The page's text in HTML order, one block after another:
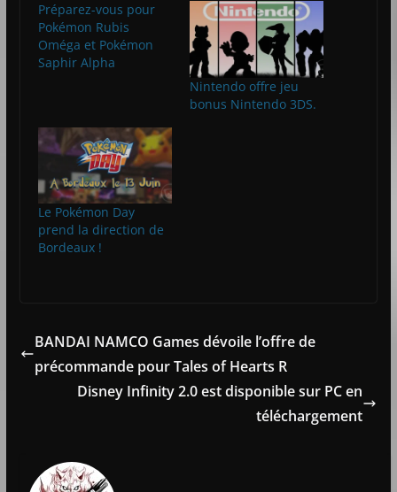
Préparez-vous pour
Pokémon Rubis
Oméga et Pokémon
Saphir Alpha
Nintendo offre jeu
bonus Nintendo 3DS.
Le Pokémon Day
prend la direction de
Bordeaux !
BANDAI NAMCO Games dévoile l’offre de
précommande pour Tales of Hearts R
Disney Infinity 2.0 est disponible sur PC en
téléchargement